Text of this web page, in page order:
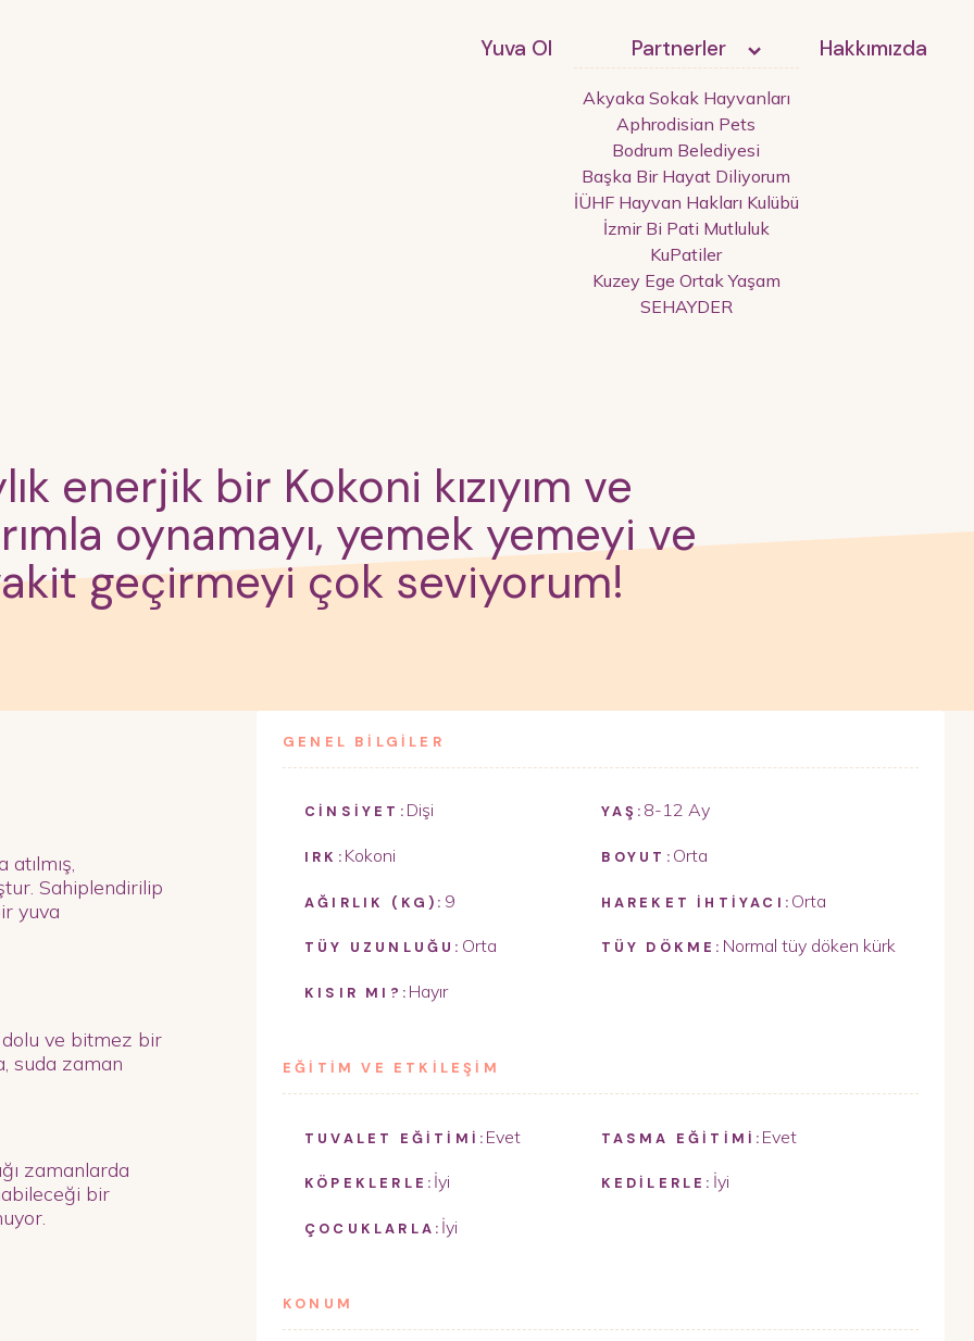
Yuva Ol Partnerler
Akyaka Sokak Hayvanları
Aphrodisian Pets
Bodrum Belediyesi
Başka Bir Hayat Diliyorum
İÜHF Hayvan Hakları Kulübü
İzmir Bi Pati Mutluluk
KuPatiler
Kuzey Ege Ortak Yaşam
SEHAYDER
Hakkımızda
enerjik bir Kokoni kızıyım ve
oynamayı, yemek yemeyi ve
geçirmeyi çok seviyorum!
atılmış,
Sahiplendirilip
yuva
dolu ve bitmez bir
suda zaman
zamanlarda
bir
GENEL BİLGİLER
CİNSİYET: Dişi YAŞ: 8-12 Ay
IRK: Kokoni BOYUT: Orta
AĞIRLIK (KG): 9 HAREKET İHTİYACI: Orta
TÜY UZUNLUĞU: Orta TÜY DÖKME: Normal tüy döken kürk
KISIR MI?: Hayır
EĞİTİM VE ETKİLEŞİM
TUVALET EĞİTİMİ: Evet TASMA EĞİTİMİ: Evet
KÖPEKLERLE: İyi KEDİLERLE: İyi
ÇOCUKLARLA: İyi
KONUM